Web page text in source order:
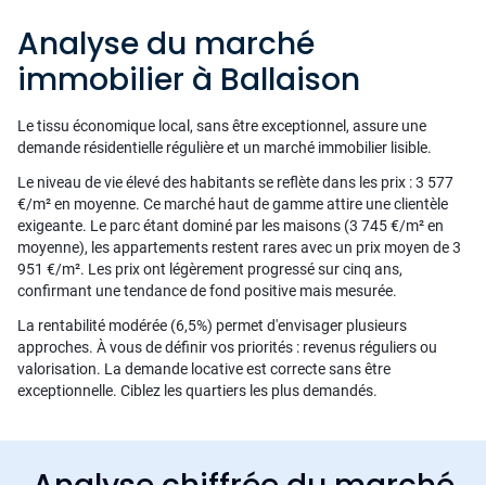
Analyse du marché
immobilier à Ballaison
Le tissu économique local, sans être exceptionnel, assure une
demande résidentielle régulière et un marché immobilier lisible.
Le niveau de vie élevé des habitants se reflète dans les prix : 3 577
€/m² en moyenne. Ce marché haut de gamme attire une clientèle
exigeante. Le parc étant dominé par les maisons (3 745 €/m² en
moyenne), les appartements restent rares avec un prix moyen de 3
951 €/m². Les prix ont légèrement progressé sur cinq ans,
confirmant une tendance de fond positive mais mesurée.
La rentabilité modérée (6,5%) permet d'envisager plusieurs
approches. À vous de définir vos priorités : revenus réguliers ou
valorisation. La demande locative est correcte sans être
exceptionnelle. Ciblez les quartiers les plus demandés.